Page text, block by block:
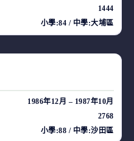
1444
小學:84 / 中學:大埔區
1986年12月 – 1987年10月
2768
小學:88 / 中學:沙田區